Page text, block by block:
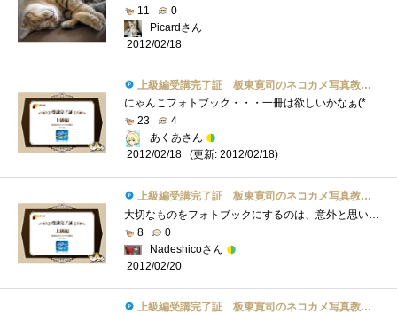
11
0
Picardさん
2012/02/18
上級編受講完了証 板東寛司のネコカメ写真教室パート2
にゃんこフォトブック・・・一冊は欲しいかなぁ(*´艸｀)お気に入りの猫写真をフォトブックにして記念に残せるのは良いですね♪テーマを決める...
23
4
あくあさん
2012/02/18
(更新: 2012/02/18)
上級編受講完了証 板東寛司のネコカメ写真教室パート2
大切なものをフォトブックにするのは、意外と思いつかないもので、確かに本のようなものは無くなり難く、見つけ易いものです。本の表紙が週�...
8
0
Nadeshicoさん
2012/02/20
上級編受講完了証 板東寛司のネコカメ写真教室パート2